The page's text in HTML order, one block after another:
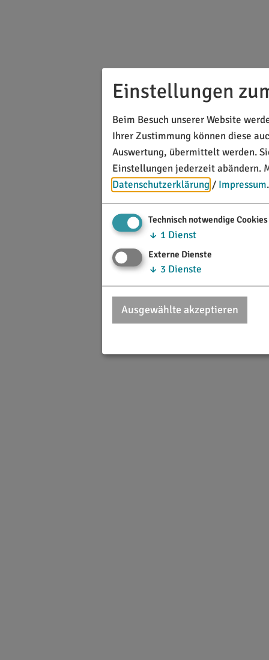
Einstellungen
Beim Besuch unserer Website
Ihrer Zustimmung können diese
Auswertung, übermittelt werden.
Einstellungen jederzeit abändern.
Datenschutzerklärung / Impressum.
Technisch notwendige Cookies
↓ 1 Dienst
Externe Dienste
↓ 3 Dienste
Ausgewählte akzeptieren